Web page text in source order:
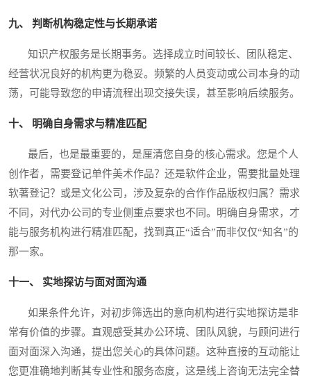
九、 判断机构稳定性与长期承诺
知识产权服务是长期事务。选择成立时间较长、团队稳定、
经营状况良好的机构更为稳妥。频繁的人员变动或公司本身的动
荡，可能导致您的申请流程出现交接失误，甚至影响后续服务。
十、 明确自身需求与精准匹配
最后，也是最重要的，是厘清您自身的核心需求。您是个人
创作者，需要登记单件美术作品？还是软件企业，需要批量处理
软著登记？或是文化公司，涉及复杂的合作作品版权归属？需求
不同，对代办公司的专业侧重点要求也不同。明确自身需求，才
能与服务机构进行精准匹配，找到真正“适合”而非仅仅“知名”的
那一家。
十一、 实地探访与面对面沟通
如果条件允许，对初步筛选出的意向机构进行实地探访是非
常有价值的步骤。直观感受其办公环境、团队风貌，与顾问进行
面对面深入沟通，提出您关心的具体问题。这种直接的互动能让
您更准确地判断其专业性和服务态度，这是线上咨询无法完全替